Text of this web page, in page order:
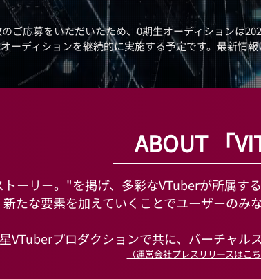
ご応募をいただいたため、0期生オーディションは
ーディションを継続的に実施する予定です。最新情報
ABOUT 「
ーリー。"を掲げ、多彩なVTuberが所属す
たな要素を加えていくことでユーザーのみ
VTuberプロダクションで共に、バーチャル
（運営会社プレスリリースはこち